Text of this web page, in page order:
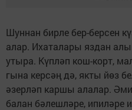
Шуннан бирле бер-берсен
алар. Ихаталары яздан
утыра. Күпләп кош-корт,
гына керсәң дә, якты йөз
әзерләп каршы алалар.
балан бәлешләре, ипиләре